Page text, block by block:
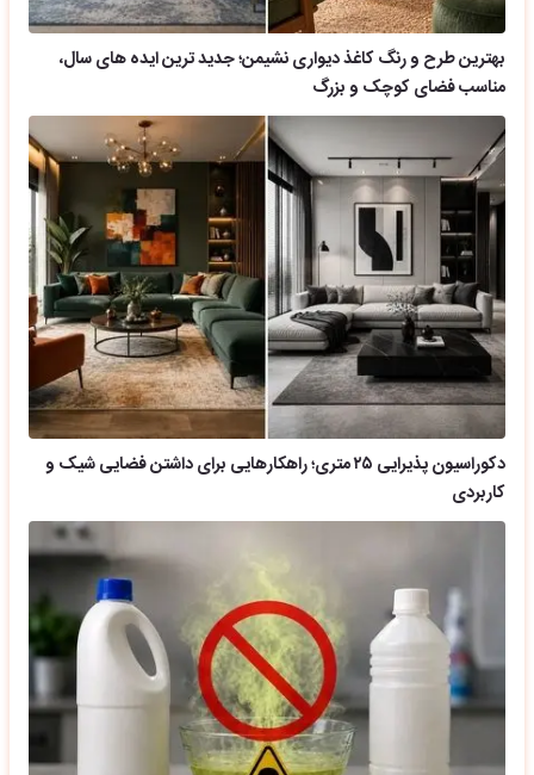
بهترین طرح و رنگ کاغذ دیواری نشیمن؛ جدید ترین ایده های سال،
مناسب فضای کوچک و بزرگ
دکوراسیون پذیرایی ۲۵ متری؛ راهکارهایی برای داشتن فضایی شیک و
کاربردی